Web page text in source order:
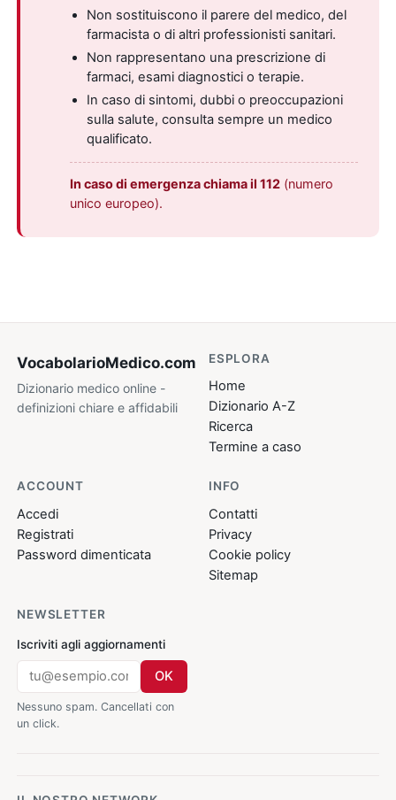
Non sostituiscono il parere del medico, del
farmacista o di altri professionisti sanitari.
Non rappresentano una prescrizione di
farmaci, esami diagnostici o terapie.
In caso di sintomi, dubbi o preoccupazioni
sulla salute, consulta sempre un medico
qualificato.
In caso di emergenza chiama il 112 (numero
unico europeo).
VocabolarioMedico.com
Dizionario medico online -
definizioni chiare e affidabili
ESPLORA
Home
Dizionario A-Z
Ricerca
Termine a caso
ACCOUNT
Accedi
Registrati
Password dimenticata
INFO
Contatti
Privacy
Cookie policy
Sitemap
NEWSLETTER
Iscriviti agli aggiornamenti
OK
Nessuno spam. Cancellati con
un click.